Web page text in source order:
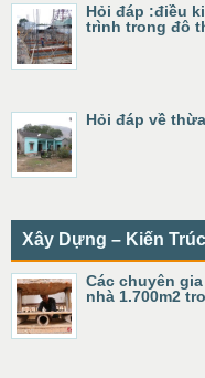
Hỏi đáp :điều
trình trong đô
Hỏi đáp về
Xây Dựng – Kiến Trúc
Các chuyên
nhà 1.700m2